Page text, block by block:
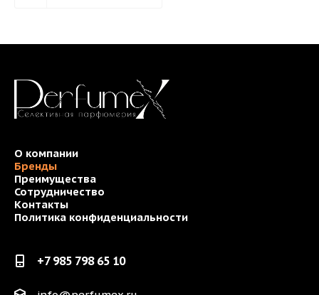
О компании
Бренды
Преимущества
Сотрудничество
Контакты
Политика конфиденциальности
+7 985 798 65 10